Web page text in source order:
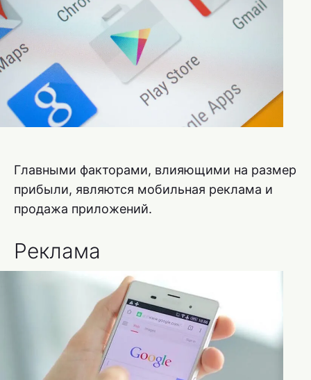
Главными факторами, влияющими на размер
прибыли, являются мобильная реклама и
продажа приложений.
Реклама